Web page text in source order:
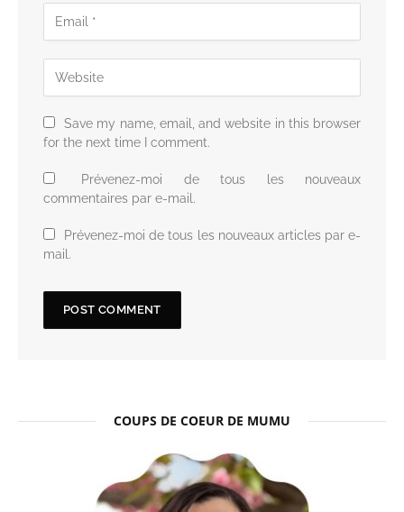
Save my name, email, and website in this browser
for the next time I comment.
Prévenez-moi de tous les nouveaux
commentaires par e-mail.
Prévenez-moi de tous les nouveaux articles par e-
mail.
COUPS DE COEUR DE MUMU